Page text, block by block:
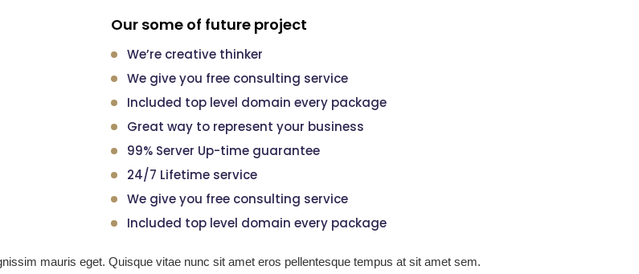
Our some of future project
We’re creative thinker
We give you free consulting service
Included top level domain every package
Great way to represent your business
99% Server Up-time guarantee
24/7 Lifetime service
We give you free consulting service
Included top level domain every package
mauris eget. Quisque vitae nunc sit amet eros pellentesque tempus at sit amet sem.